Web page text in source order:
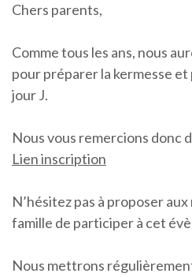
Chers parents,
Comme tous les ans, nous
pour préparer la kermesse
jour J.
Nous vous remercions donc
Lien inscription
N’hésitez pas à proposer
famille de participer à cet
Nous mettrons